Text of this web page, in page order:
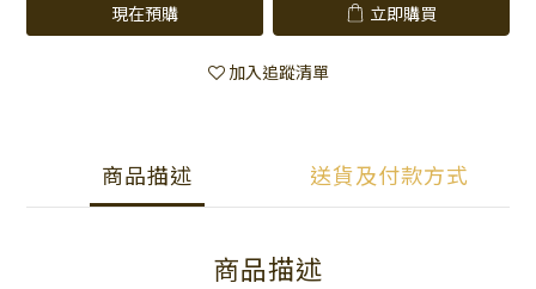
現在預購 立即購買
加入追蹤清單
商品描述 送貨及付款方式
商品描述